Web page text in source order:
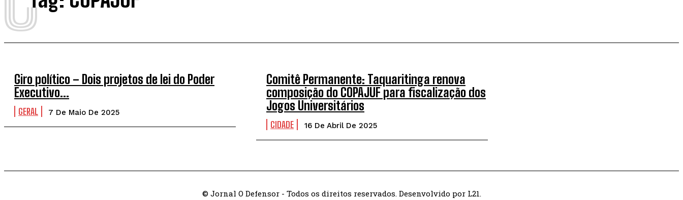
Giro político – Dois projetos de lei do Poder
Executivo…
GERAL 7 De Maio De 2025
Comitê Permanente: Taquaritinga renova
composição do COPAJUF para fiscalização dos
Jogos Universitários
CIDADE 16 De Abril De 2025
© Jornal O Defensor - Todos os direitos reservados. Desenvolvido por L21.